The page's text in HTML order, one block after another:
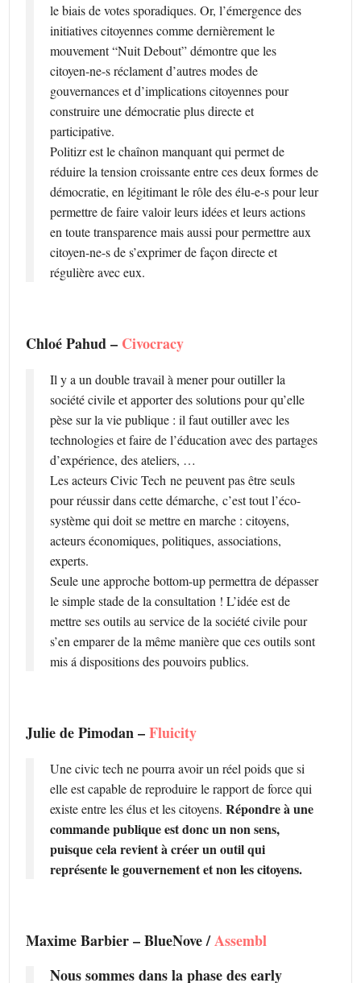
le biais de votes sporadiques. Or, l’émergence des
initiatives citoyennes comme dernièrement le
mouvement “Nuit Debout” démontre que les
citoyen­-ne-­s réclament d’autres modes de
gouvernances et d’implications citoyennes pour
construire une démocratie plus directe et
participative.
Politizr est le chaînon manquant qui permet de
réduire la tension croissante entre ces deux formes de
démocratie, en légitimant le rôle des élu-e-s pour leur
permettre de faire valoir leurs idées et leurs actions
en toute transparence mais aussi pour permettre aux
citoyen-ne-­s de s’exprimer de façon directe et
régulière avec eux.
Chloé Pahud – Civocracy
Il y a un double travail à mener pour outiller la
société civile et apporter des solutions pour qu’elle
pèse sur la vie publique : il faut outiller avec les
technologies et faire de l’éducation avec des partages
d’expérience, des ateliers, …
Les acteurs Civic Tech ne peuvent pas être seuls
pour réussir dans cette démarche, c’est tout l’éco-
système qui doit se mettre en marche : citoyens,
acteurs économiques, politiques, associations,
experts.
Seule une approche bottom-up permettra de dépasser
le simple stade de la consultation ! L’idée est de
mettre ses outils au service de la société civile pour
s’en emparer de la même manière que ces outils sont
mis á dispositions des pouvoirs publics.
Julie de Pimodan –Fluicity
Une civic tech ne pourra avoir un réel poids que si
elle est capable de reproduire le rapport de force qui
existe entre les élus et les citoyens.Répondre à une
commande publique est donc un non sens,
puisque cela revient à créer un outil qui
représente le gouvernement et non les citoyens.
Maxime Barbier – BlueNove /Assembl
Nous sommes dans la phase des early